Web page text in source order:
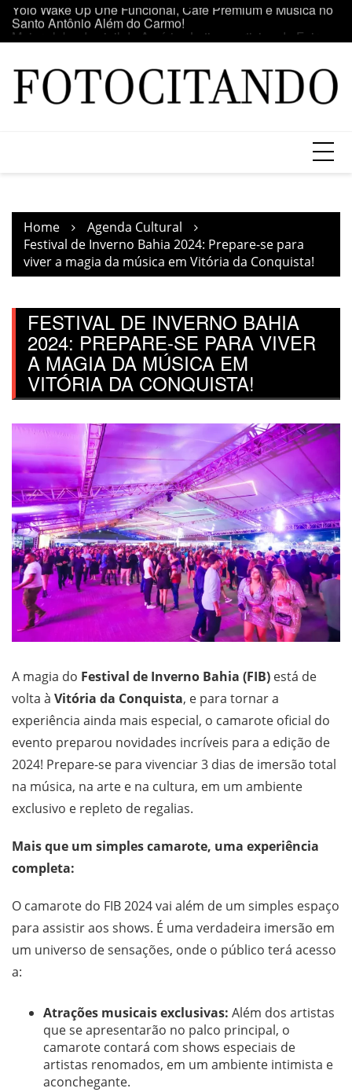
Skip
content
Maior clube de vinil da América Latina participa da Feira
do Vinil no Shopping Center Lapa
Home
Agenda Cultural
Festival de Inverno Bahia 2024: Prepare-se para
viver a magia da música em Vitória da Conquista!
FESTIVAL DE INVERNO BAHIA
2024: PREPARE-SE PARA VIVER
A MAGIA DA MÚSICA EM
VITÓRIA DA CONQUISTA!
A magia do Festival de Inverno Bahia (FIB) está de
volta à Vitória da Conquista, e para tornar a
experiência ainda mais especial, o camarote oficial do
evento preparou novidades incríveis para a edição de
2024! Prepare-se para vivenciar 3 dias de imersão total
na música, na arte e na cultura, em um ambiente
exclusivo e repleto de regalias.
Mais que um simples camarote, uma experiência
completa:
O camarote do FIB 2024 vai além de um simples espaço
para assistir aos shows. É uma verdadeira imersão em
um universo de sensações, onde o público terá acesso
a:
Atrações musicais exclusivas: Além dos artistas
que se apresentarão no palco principal, o
camarote contará com shows especiais de
artistas renomados, em um ambiente intimista e
aconchegante.